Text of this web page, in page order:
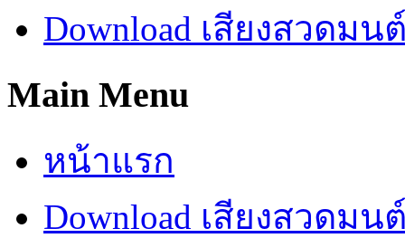
Download เสียงสวดมน
Main Menu
หน้าแรก
Download เสียงสวดมน